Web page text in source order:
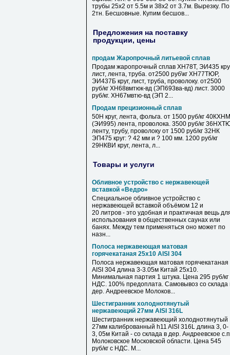
трубы 25х2 от 5.5м и 38х2 от 3.7м. Вырезку. По
2тн. Бесшовные. Купим бесшов...
Предложения на поставку
продукции, цены
продам Жаропрочный литьевой сплав
Продам жаропрочный сплав ХН78Т, ЭИ435
лист, лента, труба. от2500 руб\кг ХН77ТЮР,
ЭИ437Б круг, лист, труба, проволоку. от2500
руб/кг ХН68вмтюк-вд (ЭП693ва-вд) лист. 3000
руб/кг. ХН67мвтю-вд (ЭП 2...
Продам прецизионный сплав
50Н круг, лента, фольга. от 1500 руб/кг 40КХНМ
(ЭИ995) лента, проволока. 3500 руб/кг
ленту, трубу, проволоку от 1500 руб/кг 32НК
ЭП475 круг: ? 42 мм и ? 100 мм. 1200 руб/кг
29НКВИ круг, лента, л...
Товары и услуги
Обливное устройство с нержавеющей
вставкой «Ведро»
Специальное обливное устройство с
нержавеющей вставкой объёмом 12 и
20 литров - это удобная и практичная вещь
использования в общественных саунах или
банях. Между тем применяться оно может по
назн...
Полоса нержавеющая матовая
горячекатаная 25х10 AISI 304
Полоса нержавеющая матовая горячекатаная
AISI 304 длина 3-3.05м Китай 25х10.
Минимальная партия 1 штука. Цена 295 руб/кг
НДС. 100% предоплата. Самовывоз со склада
дер. Андреевское Молоков...
Шестигранник холоднотянутый
нержавеющий 27мм AISI 316L
Шестигранник нержавеющий холоднотянутый
27мм калиброванный h11 AISI 316L длина 3, 0-
3, 05м Китай - со склада в дер. Андреевское
Молоковское Московской области. Цена 545
руб/кг с НДС. М...